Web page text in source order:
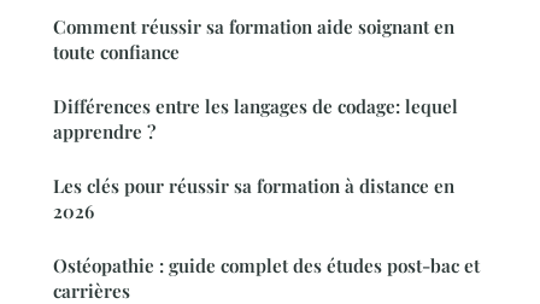
Comment réussir sa formation aide soignant en
toute confiance
Différences entre les langages de codage: lequel
apprendre ?
Les clés pour réussir sa formation à distance en
2026
Ostéopathie : guide complet des études post-bac et
carrières